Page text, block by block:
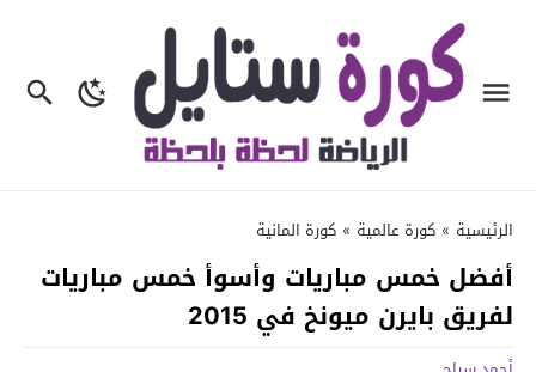
الرئيسية » كورة عالمية » كورة المانية
أفضل خمس مباريات وأسوأ خمس مباريات
لفريق بايرن ميونخ في 2015